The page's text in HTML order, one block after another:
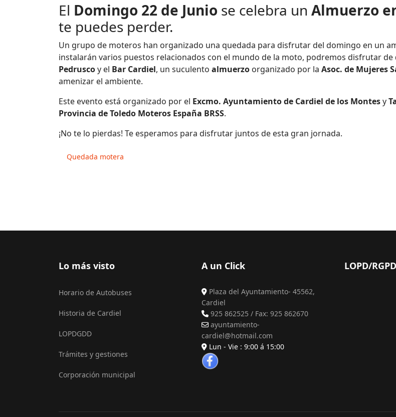
El Domingo 22 de Junio se celebra un Almuerzo
te puedes perder.
Un grupo de moteros han organizado una quedada para disfrutar del domingo en un
instalarán varios puestos relacionados con el mundo de la moto, podremos disfrutar de
Pedruscoy el Bar Cardiel, un suculento almuerzo organizado por la Asoc. de Mujeres
amenizar el ambiente.
Este evento está organizado por el Excmo. Ayuntamiento de Cardiel de los Montesy
Provincia de Toledo Moteros España BRSS.
¡No te lo pierdas! Te esperamos para disfrutar juntos de esta gran jornada.
Quedada motera
Lo más visto
Horario de Autobuses
Historia de Cardiel
LOPDGDD
Trámites y gestiones
Corporación municipal
A un Click
Plaza del Ayuntamiento- 45562,
Cardiel
925 862525 / Fax: 925 862670
ayuntamiento-
cardiel@hotmail.com
Lun - Vie : 9:00 á 15:00
LOPD/RGPD